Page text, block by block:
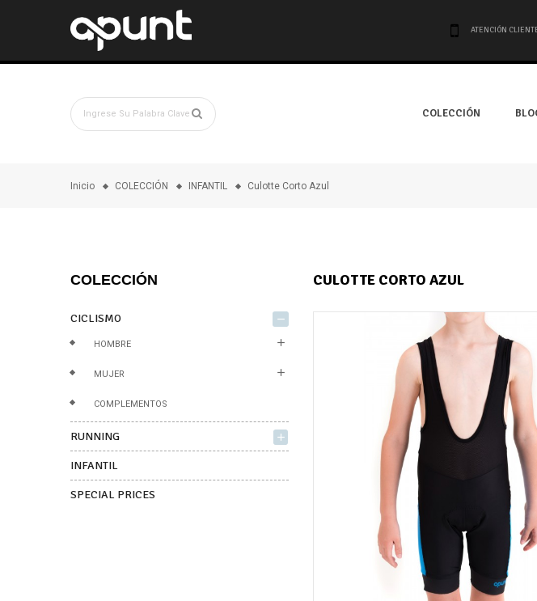
ATENCIÓN
COLECCIÓN
Inicio COLECCIÓN INFANTIL Culotte Corto Azul
COLECCIÓN
CICLISMO remove
HOMBRE add
MUJER add
COMPLEMENTOS
RUNNING add
INFANTIL
SPECIAL PRICES
CULOTTE CORTO AZUL